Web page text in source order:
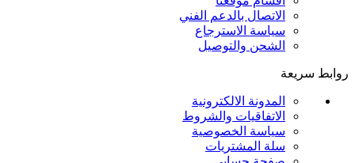
الاتصال بالدعم الفني
سياسة الاسترجاع
الشحن والتوصيل
روابط سريعة
المدونة الالكترونية
الاتفاقيات والشروط
سياسة الخصوصية
سلة المشتريات